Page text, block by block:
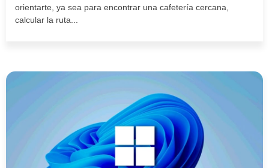
orientarte, ya sea para encontrar una cafetería cercana,
calcular la ruta...